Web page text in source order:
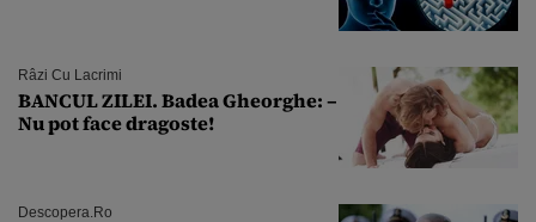
Râzi Cu Lacrimi
BANCUL ZILEI. Badea Gheorghe: –
Nu pot face dragoste!
Descopera.ro